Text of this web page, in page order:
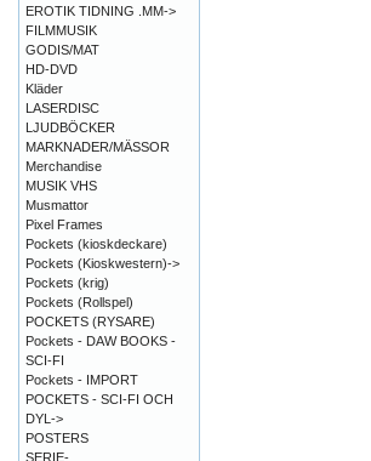
EROTIK TIDNING .MM->
FILMMUSIK
GODIS/MAT
HD-DVD
Kläder
LASERDISC
LJUDBÖCKER
MARKNADER/MÄSSOR
Merchandise
MUSIK VHS
Musmattor
Pixel Frames
Pockets (kioskdeckare)
Pockets (Kioskwestern)->
Pockets (krig)
Pockets (Rollspel)
POCKETS (RYSARE)
Pockets - DAW BOOKS -
SCI-FI
Pockets - IMPORT
POCKETS - SCI-FI OCH
DYL->
POSTERS
SERIE-